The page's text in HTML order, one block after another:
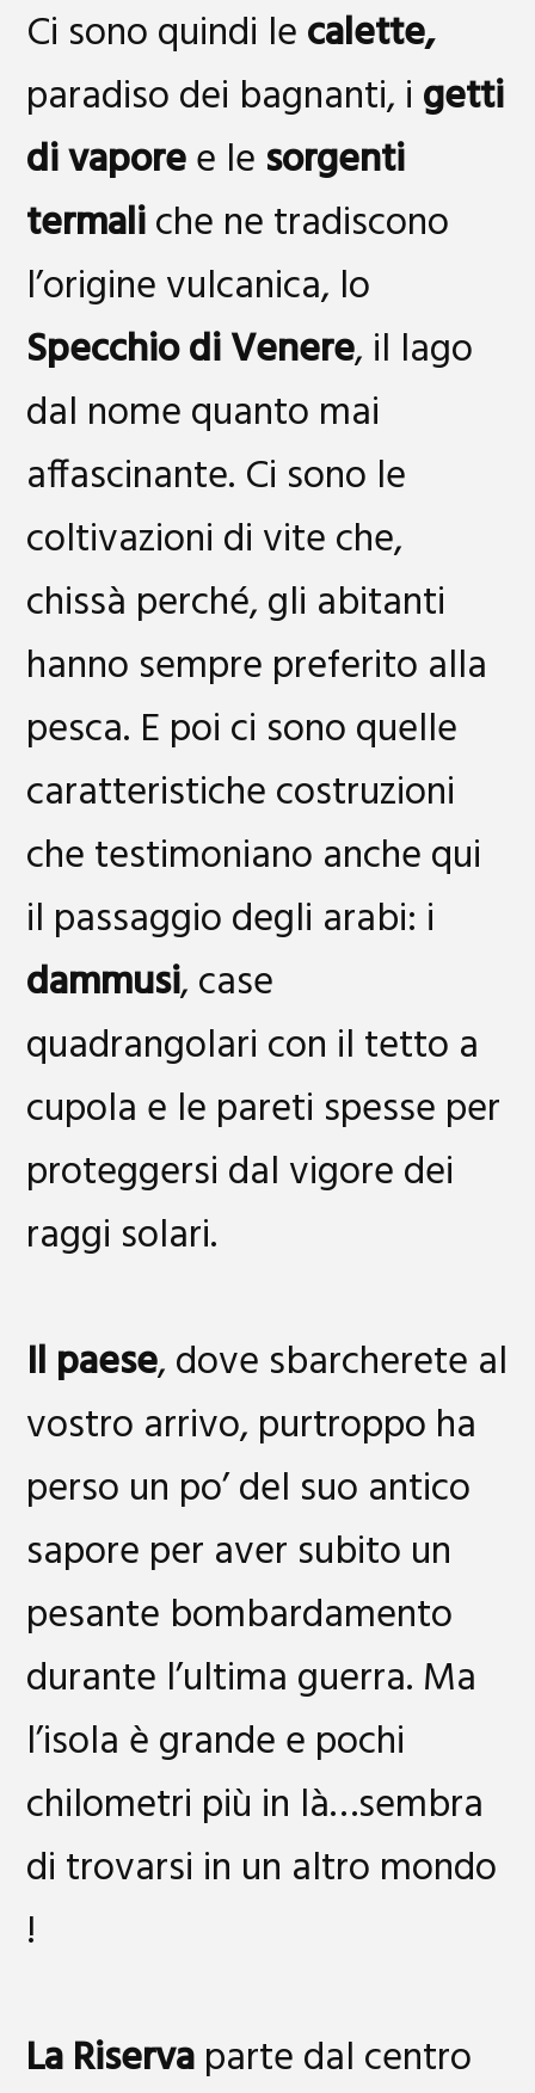
Ci sono quindi lecalette,
paradiso dei bagnanti, i getti
di vaporee le sorgenti
termaliche ne tradiscono
l’origine vulcanica, lo
Specchio di Venere, il lago
dal nome quanto mai
affascinante. Ci sono le
coltivazioni di vite che,
chissà perché, gli abitanti
hanno sempre preferito alla
pesca. E poi ci sono quelle
caratteristiche costruzioni
che testimoniano anche qui
il passaggio degli arabi: i
dammusi, case
quadrangolari con il tetto a
cupola e le pareti spesse per
proteggersi dal vigore dei
raggi solari.
Il paese, dove sbarcherete al
vostro arrivo, purtroppo ha
perso un po’ del suo antico
sapore per aver subito un
pesante bombardamento
durante l’ultima guerra. Ma
l’isola è grande e pochi
chilometri più in là…sembra
di trovarsi in un altro mondo
!
La Riservaparte dal centro